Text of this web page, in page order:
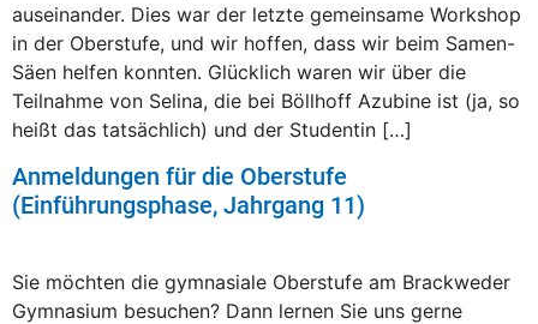
auseinander. Dies war der letzte gemeinsame Workshop
in der Oberstufe, und wir hoffen, dass wir beim Samen-
Säen helfen konnten. Glücklich waren wir über die
Teilnahme von Selina, die bei Böllhoff Azubine ist (ja, so
heißt das tatsächlich) und der Studentin […]
Anmeldungen für die Oberstufe
(Einführungsphase, Jahrgang 11)
Sie möchten die gymnasiale Oberstufe am Brackweder
Gymnasium besuchen? Dann lernen Sie uns gerne